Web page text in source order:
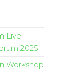
Live-
2025
Workshop